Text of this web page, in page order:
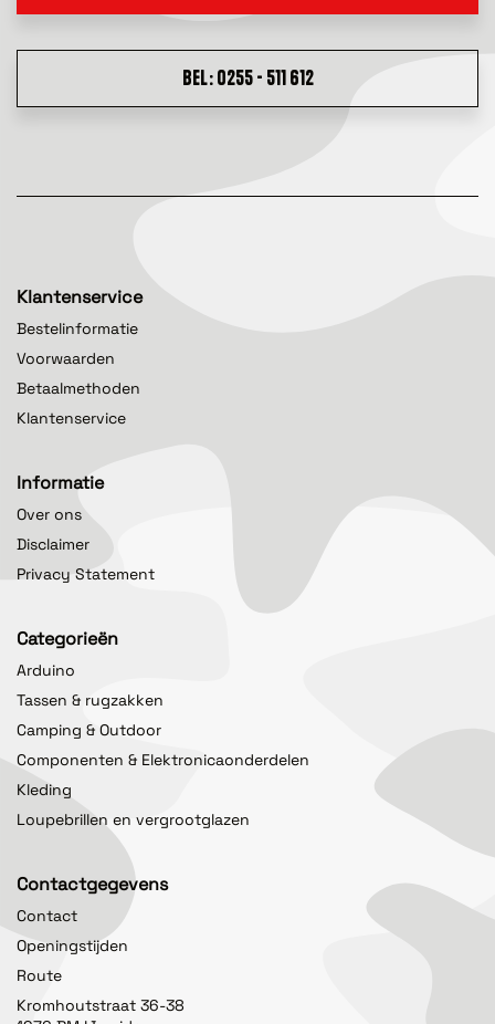
BEL: 0255 - 511 612
Klantenservice
Bestelinformatie
Voorwaarden
Betaalmethoden
Klantenservice
Informatie
Over ons
Disclaimer
Privacy Statement
Categorieën
Arduino
Tassen & rugzakken
Camping & Outdoor
Componenten & Elektronicaonderdelen
Kleding
Loupebrillen en vergrootglazen
Contactgegevens
Contact
Openingstijden
Route
Kromhoutstraat 36-38